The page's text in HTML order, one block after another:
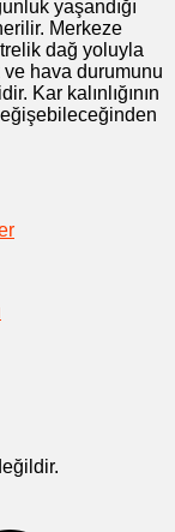
yaşandığı
Merkeze
dağ yoluyla
ve hava durumunu
Kar kalınlığının